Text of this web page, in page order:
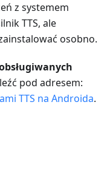
z systemem
TTS, ale
osobno.
pod adresem:
TTS na Androida.